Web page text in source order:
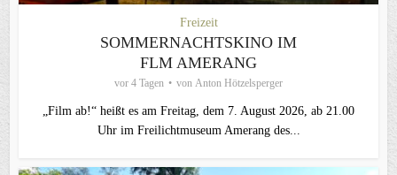
Freizeit
SOMMERNACHTSKINO IM
FLM AMERANG
vor 4 Tagen von Anton Hötzelsperger
„Film ab!“ heißt es am Freitag, dem 7. August 2026, ab 21.00
Uhr im Freilichtmuseum Amerang des...